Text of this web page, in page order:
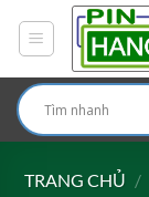
dung
TRANG CHỦ /